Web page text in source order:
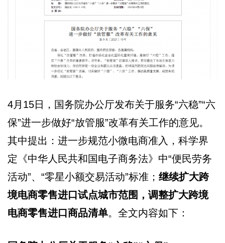
4月15日，国务院办公厅发布关于服务“六稳”“六
保”进一步做好“放管服”改革有关工作的意见。
其中提出：进一步规范小微电商准入，科学界
定《中华人民共和国电子商务法》中“便民劳务
活动”、“零星小额交易活动”标准； 继续扩大跨
境电商零售进口试点城市范围，调整扩大跨境
电商零售进口商品清单。全文内容如下：